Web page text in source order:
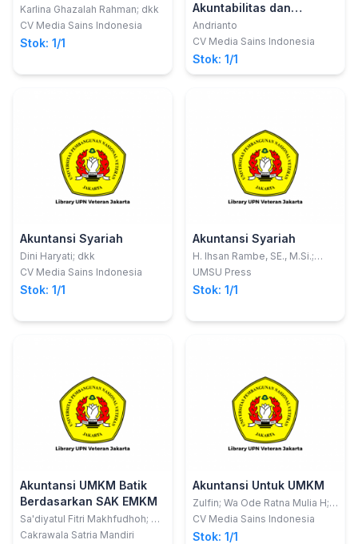
Karlina Ghazalah Rahman; dkk
CV Media Sains Indonesia
Stok: 1/1
Akuntabilitas dan
Tanggung jawab Sosial
Perusahaan
Andrianto
CV Media Sains Indonesia
Stok: 1/1
Akuntansi Syariah
Dini Haryati; dkk
CV Media Sains Indonesia
Stok: 1/1
Akuntansi Syariah
H. Ihsan Rambe, SE., M.Si.;
Kusmilawaty, SE., M.Ak.
UMSU Press
Stok: 1/1
Akuntansi UMKM Batik
Berdasarkan SAK EMKM
Sa'diyatul Fitri Makhfudhoh; Sri
Dwi Estiningrum
Cakrawala Satria Mandiri
Akuntansi Untuk UMKM
Zulfin; Wa Ode Ratna Mulia H;
dkk
CV Media Sains Indonesia
Stok: 1/1